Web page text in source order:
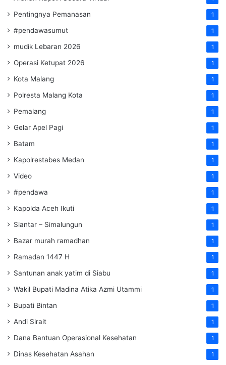
Pentingnya Pemanasan 1
#pendawasumut 1
mudik Lebaran 2026 1
Operasi Ketupat 2026 1
Kota Malang 1
Polresta Malang Kota 1
Pemalang 1
Gelar Apel Pagi 1
Batam 1
Kapolrestabes Medan 1
Video 1
#pendawa 1
Kapolda Aceh Ikuti 1
Siantar – Simalungun 1
Bazar murah ramadhan 1
Ramadan 1447 H 1
Santunan anak yatim di Siabu 1
Wakil Bupati Madina Atika Azmi Utammi 1
Bupati Bintan 1
Andi Sirait 1
Dana Bantuan Operasional Kesehatan 1
Dinas Kesehatan Asahan 1